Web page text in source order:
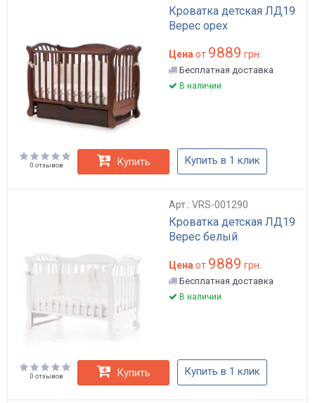
Кроватка детская ЛД19
Верес орех
Цена от 9889 грн.
Бесплатная доставка
В наличии
0 отзывов Купить Купить в 1 клик
Арт.: VRS-001290
Кроватка детская ЛД19
Верес белый
Цена от 9889 грн.
Бесплатная доставка
В наличии
0 отзывов Купить Купить в 1 клик